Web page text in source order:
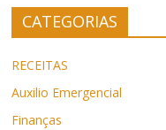
CATEGORIAS
RECEITAS
Auxilio Emergencial
Finanças